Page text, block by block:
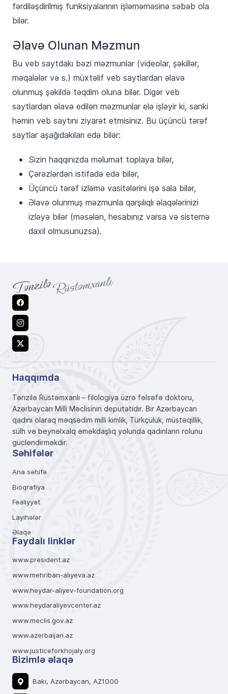
fərdiləşdirilmiş funksiyalarının işləməməsinə səbəb ola
bilər.
Əlavə Olunan Məzmun
Bu veb saytdakı bəzi məzmunlar (videolar, şəkillər,
məqalələr və s.) müxtəlif veb saytlardan əlavə
olunmuş şəkildə təqdim oluna bilər. Digər veb
saytlardan əlavə edilən məzmunlar elə işləyir ki, sanki
həmin veb saytını ziyarət etmisiniz. Bu üçüncü tərəf
saytlar aşağıdakıları edə bilər:
Sizin haqqınızda məlumat toplaya bilər,
Çərəzlərdən istifadə edə bilər,
Üçüncü tərəf izləmə vasitələrini işə sala bilər,
Əlavə olunmuş məzmunla qarşılıqlı əlaqələrinizi
izləyə bilər (məsələn, hesabınız varsa və sistemə
daxil olmusunuzsa).
Facebook
Instagram
X
Haqqımda
Tənzilə Rüstəmxanlı – filologiya üzrə fəlsəfə doktoru,
Azərbaycan Milli Məclisinin deputatıdır. Bir Azərbaycan
qadını olaraq məqsədim milli kimlik, Türkçülük, müstəqillik,
sülh və beynəlxalq əməkdaşlıq yolunda qadınların rolunu
gücləndirməkdir.
Səhifələr
Ana səhifə
Bioqrafiya
Fəaliyyət
Layihələr
Əlaqə
Faydalı linklər
www.president.az
www.mehriban-aliyeva.az
www.heydar-aliyev-foundation.org
www.heydaraliyevcenter.az
www.meclis.gov.az
www.azerbaijan.az
www.justiceforkhojaly.org
Bizimlə əlaqə
Bakı, Azərbaycan, AZ1000